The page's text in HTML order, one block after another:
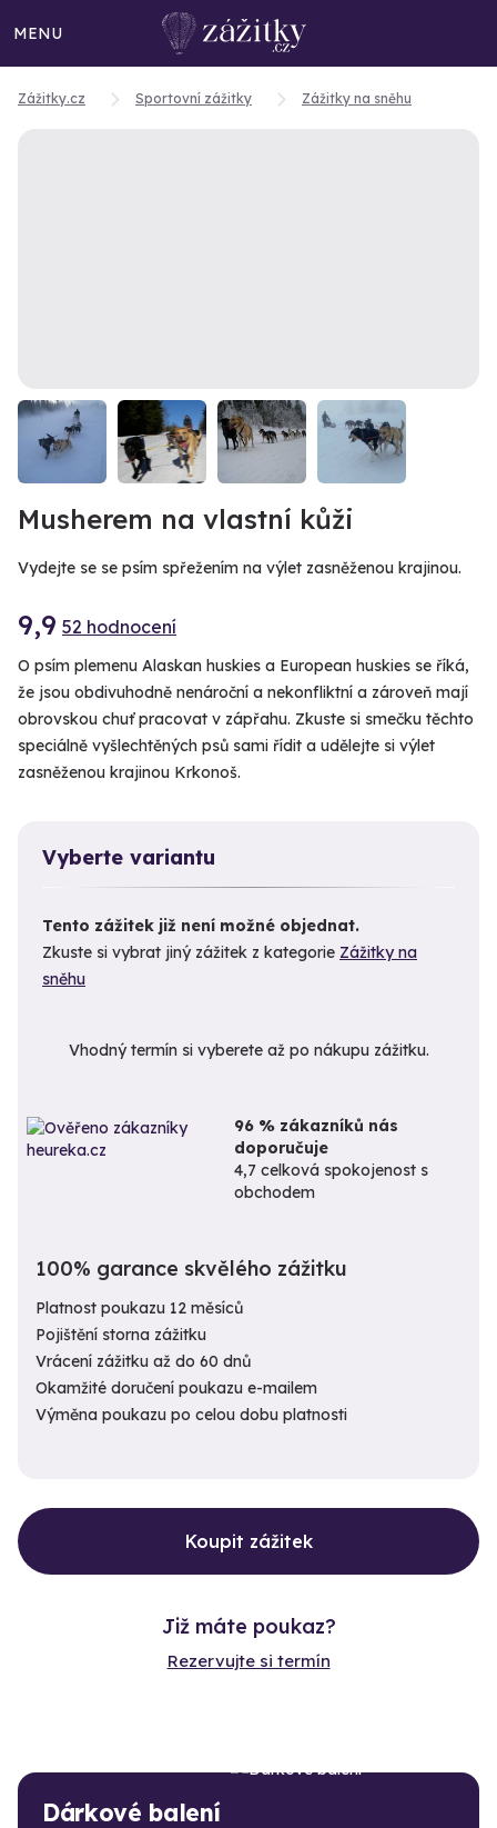
MENU
Zážitky.cz Sportovní zážitky Zážitky na sněhu
Musherem na vlastní kůži
Vydejte se se psím spřežením na výlet zasněženou krajinou.
9,9 52 hodnocení
O psím plemenu Alaskan huskies a European huskies se říká,
že jsou obdivuhodně nenároční a nekonfliktní a zároveň mají
obrovskou chuť pracovat v zápřahu. Zkuste si smečku těchto
speciálně vyšlechtěných psů sami řídit a udělejte si výlet
zasněženou krajinou Krkonoš.
Vyberte variantu
Tento zážitek již není možné objednat.
Zkuste si vybrat jiný zážitek z kategorie Zážitky na
sněhu
Vhodný termín si vyberete až po nákupu zážitku.
96 % zákazníků nás
doporučuje
4,7 celková spokojenost s
obchodem
100% garance skvělého zážitku
Platnost poukazu 12 měsíců
Pojištění storna zážitku
Vrácení zážitku až do 60 dnů
Okamžité doručení poukazu e-mailem
Výměna poukazu po celou dobu platnosti
Koupit zážitek
Již máte poukaz?
Rezervujte si termín
Dárkové balení